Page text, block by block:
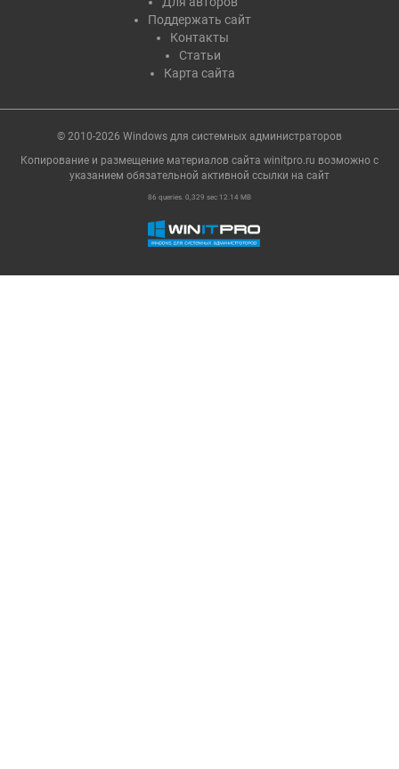
Поддержать сайт
Контакты
Статьи
Карта сайта
© 2010-2026 Windows для системных администраторов
Копирование и размещение материалов сайта winitpro.ru возможно с
указанием обязательной активной ссылки на cайт
86 queries. 0,329 sec 12.14 MB